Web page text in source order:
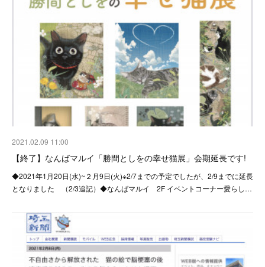
2021.02.09 11:00
【終了】なんばマルイ「勝間としをの幸せ猫展」会期延長です!
◆2021年1月20日(水)~２月9日(火)※2/7までの予定でしたが、2/9までに延長
となりました （2/3追記）◆なんばマルイ 2F イベントコーナー愛らし…